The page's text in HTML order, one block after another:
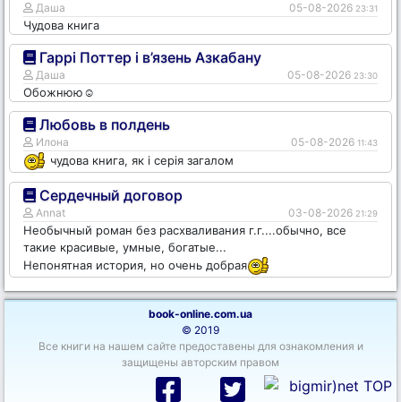
Даша 05-08-2026 23:31
Чудова книга
Гаррі Поттер і в’язень Азкабану
Даша 05-08-2026 23:30
Обожнюю☺️
Любовь в полдень
Илона 05-08-2026 11:43
чудова книга, як і серія загалом
Сердечный договор
Annat 03-08-2026 21:29
Необычный роман без расхваливания г.г....обычно, все
такие красивые, умные, богатые...
Непонятная история, но очень добрая
book-online.com.ua
© 2019
Все книги на нашем сайте предоставены для ознакомления и
защищены авторским правом